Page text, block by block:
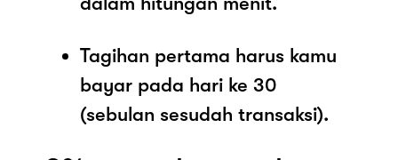
Tagihan pertama harus kamu
bayar pada hari ke 30
(sebulan sesudah transaksi).